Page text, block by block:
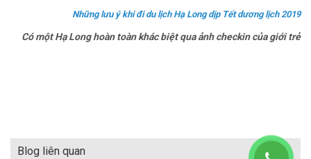
Những lưu ý khi đi du lịch Hạ Long dịp Tết dương lịch 2019
Có một Hạ Long hoàn toàn khác biệt qua ảnh checkin của giới trẻ
Blog liên quan